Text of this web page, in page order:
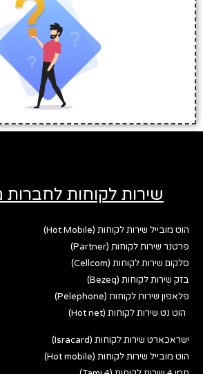
שירות לקוחות
הוט מובייל שירות לקוחות (Hot Mobile)
פרטנר שירות לקוחות (Partner)
סלקום שירות לקוחות (Cellcom)
בזק שירות לקוחות (Bezeq)
פלאפון שירות לקוחות (Pelephone)
הוט נט שירות לקוחות (Hot net)
ישראכארט שירות לקוחות (Isracard)
הוט מובייל שירות לקוחות (Hot mobile)